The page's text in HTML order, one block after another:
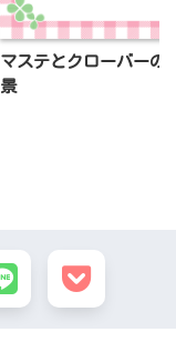
マステとクローバーの
景